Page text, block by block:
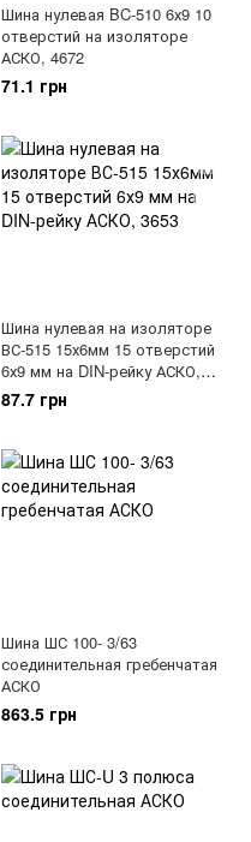
Шина нулевая BC-510 6х9 10
отверстий на изоляторе
АСКО, 4672
71.1 грн
Шина нулевая на изоляторе
ВС-515 15х6мм 15 отверстий
6х9 мм на DIN-рейку АСКО,
3653
87.7 грн
Шина ШС 100- 3/63
соединительная гребенчатая
АСКО
863.5 грн